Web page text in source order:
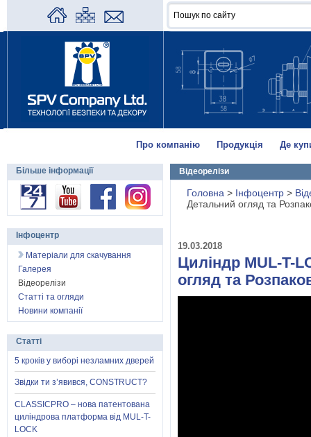
Про компанію Продукція Де
Відеорелізи
Головна > Інфоцентр >
Детальний огляд та
19.03.2018
Циліндр MUL-T-
огляд та
Більше інформації
Інфоцентр
Матеріали для скачування
Галерея
Відеорелізи
Статті та огляди
Новини компанії
Статті
5 кроків у виборі незламних дверей
Звідки ти з’явився, CONSTRUCT?
CLASSICPRO – нова патентована
циліндрова платформа від MUL-T-
LOCK